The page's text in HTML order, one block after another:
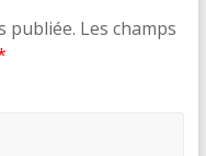
publiée. Les champs